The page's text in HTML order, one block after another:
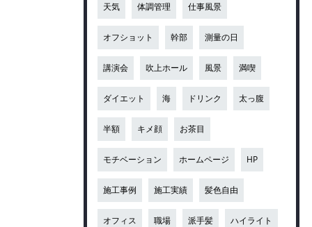
天気 体調管理 仕事風景
オフショット 幹部 測量の日
講演会 吹上ホール 風景 満喫
ダイエット 海 ドリンク 太っ腹
半額 キメ顔 お茶目
モチベーション ホームページ HP
施工事例 施工実績 髪色自由
オフィス 職場 派手髪 ハイライト